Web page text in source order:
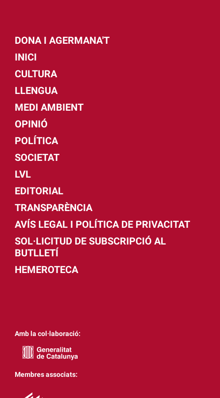
DONA I AGERMANA'T
INICI
CULTURA
LLENGUA
MEDI AMBIENT
OPINIÓ
POLÍTICA
SOCIETAT
LVL
EDITORIAL
TRANSPARÈNCIA
AVÍS LEGAL I POLÍTICA DE PRIVACITAT
SOL·LICITUD DE SUBSCRIPCIÓ AL
BUTLLETÍ
HEMEROTECA
Amb la col·laboració:
Membres associats: